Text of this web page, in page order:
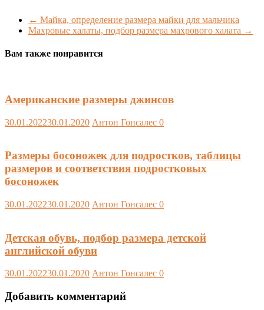
← Майка, определение размера майки для мальчика
Махровые халаты, подбор размера махрового халата →
Вам также понравится
Американские размеры джинсов
30.01.202230.01.2020 Антон Гонсалес 0
Размеры босоножек для подростков, таблицы
размеров и соответствия подростковых
босоножек
30.01.202230.01.2020 Антон Гонсалес 0
Детская обувь, подбор размера детской
английской обуви
30.01.202230.01.2020 Антон Гонсалес 0
Добавить комментарий